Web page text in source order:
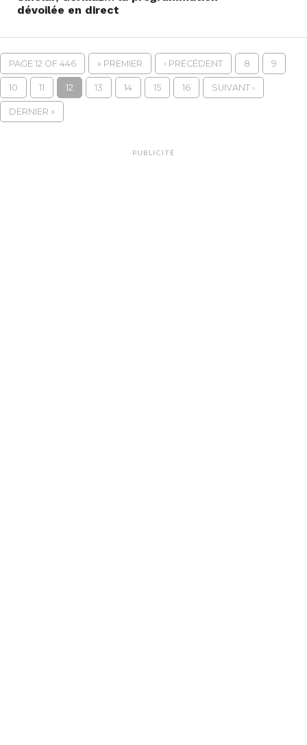
dévoilée en direct
PAGE 12 OF 446 « PREMIER ‹ PRÉCÉDENT 8 9
10 11 12 13 14 15 16 SUIVANT ›
DERNIER »
PUBLICITÉ